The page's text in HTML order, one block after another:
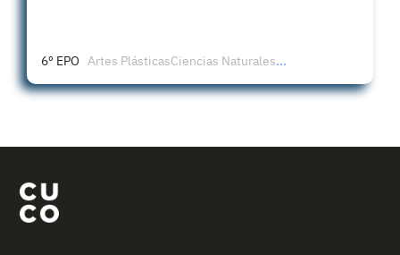
6º EPO Artes PlásticasCiencias Naturales...